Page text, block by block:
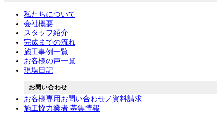
私たちについて
会社概要
スタッフ紹介
完成までの流れ
施工事例一覧
お客様の声一覧
現場日記
お問い合わせ
お客様専用お問い合わせ／資料請求
施工協力業者 募集情報